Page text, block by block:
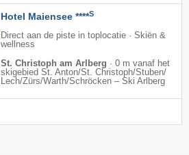
Hotel Maiensee ****S
Direct aan de piste in toplocatie · Skiën &
wellness
St. Christoph am Arlberg · 0 m vanaf het
skigebied St. Anton/​St. Christoph/​Stuben/​
Lech/​Zürs/​Warth/​Schröcken – Ski Arlberg